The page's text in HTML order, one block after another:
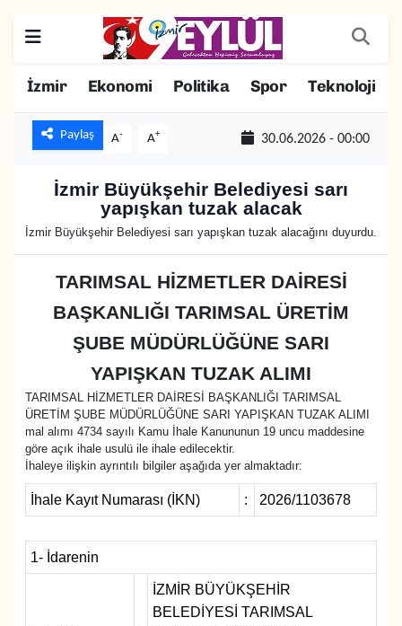
İzmir Ekonomi Politika Spor Teknoloji
Paylaş A- A+ 30.06.2026 - 00:00
İzmir Büyükşehir Belediyesi sarı
yapışkan tuzak alacak
İzmir Büyükşehir Belediyesi sarı yapışkan tuzak alacağını duyurdu.
TARIMSAL HİZMETLER DAİRESİ
BAŞKANLIĞI TARIMSAL ÜRETİM
ŞUBE MÜDÜRLÜĞÜNE SARI
YAPIŞKAN TUZAK ALIMI
TARIMSAL HİZMETLER DAİRESİ BAŞKANLIĞI TARIMSAL
ÜRETİM ŞUBE MÜDÜRLÜĞÜNE SARI YAPIŞKAN TUZAK ALIMI
mal alımı 4734 sayılı Kamu İhale Kanununun 19 uncu maddesine
göre açık ihale usulü ile ihale edilecektir.
İhaleye ilişkin ayrıntılı bilgiler aşağıda yer almaktadır:
İhale Kayıt Numarası (İKN) : 2026/1103678
1- İdarenin
İZMİR BÜYÜKŞEHİR
BELEDİYESİ TARIMSAL
BİLİM
EKONOMİ
MAGAZİN
POLİTİKA
SAĞLIK
SPOR
YAŞAM
YEREL YÖNETİMLER
Konak Hava Durumu
Süper Lig Puan Durumu ve Fikstür
Tüm Manşetler
Haber Arşivi